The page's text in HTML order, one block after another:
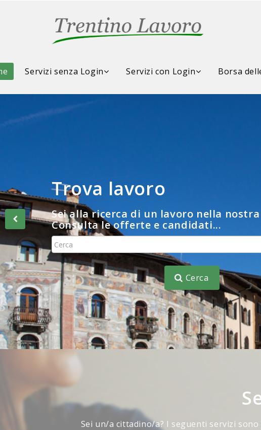
Servizi senza Login Servizi con Login Borsa
Trova lavoro
Sei alla ricerca di un lavoro nella
Consulta le offerte e candidati...
Cerca
Consulta la Borsa
Consulta
Sei un/a cittadino/a? I seguenti servizi